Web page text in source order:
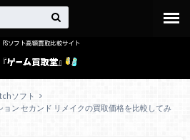
PSソフト高額買取比較サイト
ソフト
ョン セカンド リメイクの買取価格を比較してみ